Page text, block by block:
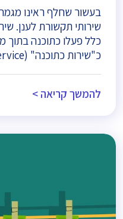
בעשור שחלף ראינו
שירותי תקשורת לענן.
כלל פעלו כתוכנה בתוך
כ"שירות כתוכנה" (Software as a Service)..
להמשך קריאה >